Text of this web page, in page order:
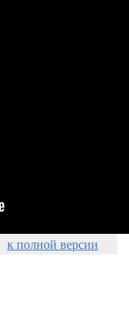
к полной версии